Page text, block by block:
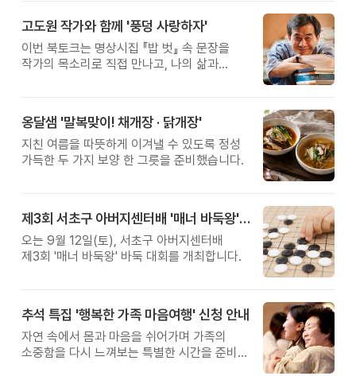
고도원 작가와 함께 '풍덩 사랑하자'
이번 북토크는 명상시집 『밥 벗』 속 문장을
작가의 목소리로 직접 만나고, 나의 삶과
옹달샘 '말복맞이! 채개장 · 닭개장'
지친 여름을 따뜻하게 이겨낼 수 있도록 정성
가득한 두 가지 보양 한 그릇을 준비했습니다.
제3회 서초구 아버지센터배 '매너 바둑왕' 대회
오는 9월 12일(토), 서초구 아버지센터배
제3회 '매너 바둑왕' 바둑 대회를 개최합니다.
추석 특집 '행복한 가족 마음여행' 신청 안내
자연 속에서 몸과 마음을 쉬어가며 가족의
소중함을 다시 느껴보는 특별한 시간을 준비해